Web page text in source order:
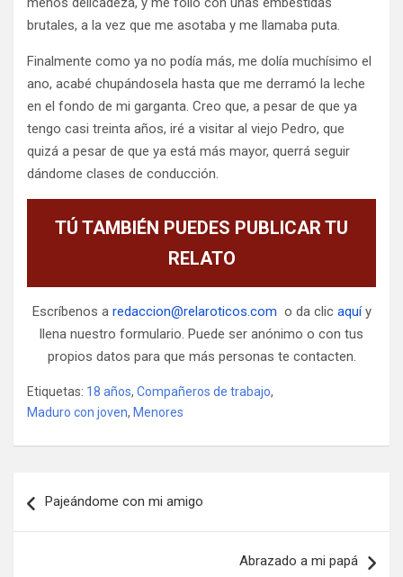
brutales, a la vez que me asotaba y me llamaba puta.
Finalmente como ya no podía más, me dolía muchísimo el
ano, acabé chupándosela hasta que me derramó la leche
en el fondo de mi garganta. Creo que, a pesar de que ya
tengo casi treinta años, iré a visitar al viejo Pedro, que
quizá a pesar de que ya está más mayor, querrá seguir
dándome clases de conducción.
TÚ TAMBIÉN PUEDES PUBLICAR TU
RELATO
Escríbenos a redaccion@relaroticos.com o da clic aquíy
llena nuestro formulario. Puede ser anónimo o con tus
propios datos para que más personas te contacten.
Etiquetas: 18 años, Compañeros de trabajo,
Maduro con joven, Menores
de
Pajeándome con mi amigo
Abrazado a mi papá